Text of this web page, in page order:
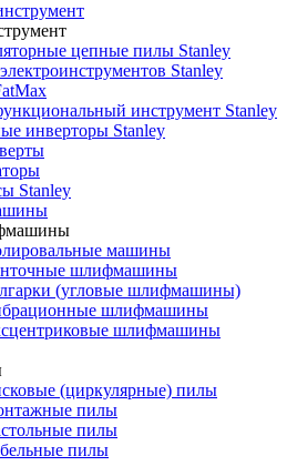
цепные пилы Stanley
Stanley
инструмент Stanley
инверторы Stanley
Stanley
машины
шлифмашины
(угловые шлифмашины)
шлифмашины
шлифмашины
(циркулярные) пилы
пилы
пилы
пилы